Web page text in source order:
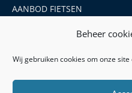
Beheer
Wij gebruiken cookies om onze
AANBOD FIETSEN
ONDERDELEN EN